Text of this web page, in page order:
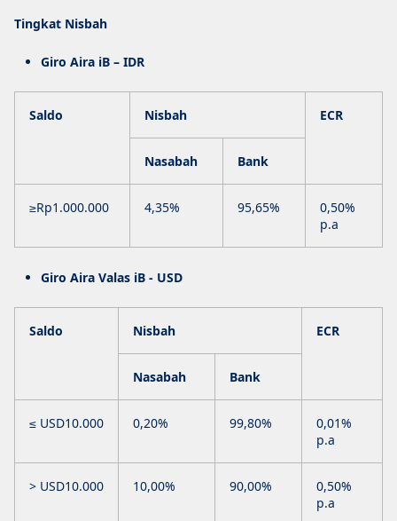
Tingkat Nisbah
Giro Aira iB – IDR
Saldo Nisbah ECR
Nasabah Bank
≥Rp1.000.000 4,35% 95,65%
0,50%
p.a
Giro Aira Valas iB - USD
Saldo Nisbah ECR
Nasabah Bank
≤ USD10.000 0,20% 99,80%
0,01%
p.a
> USD10.000 10,00% 90,00%
0,50%
p.a